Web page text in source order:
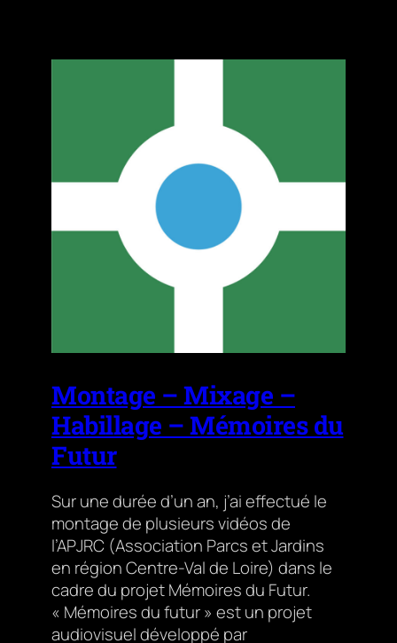
Montage – Mixage –
Habillage – Mémoires du
Futur
Sur une durée d’un an, j’ai effectué le
montage de plusieurs vidéos de
l’APJRC (Association Parcs et Jardins
en région Centre-Val de Loire) dans le
cadre du projet Mémoires du Futur.
« Mémoires du futur » est un projet
audiovisuel développé par